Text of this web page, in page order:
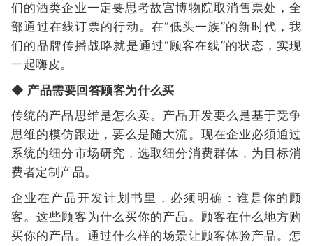
们的酒类企业一定要思考故宫博物院取消售票处，全
部通过在线订票的行动。在“低头一族”的新时代，我
们的品牌传播战略就是通过“顾客在线”的状态，实现
一起嗨皮。
◆ 产品需要回答顾客为什么买
传统的产品思维是怎么卖。产品开发要么是基于竞争
思维的模仿跟进，要么是随大流。现在企业必须通过
系统的细分市场研究，选取细分消费群体，为目标消
费者定制产品。
企业在产品开发计划书里，必须明确：谁是你的顾
客。这些顾客为什么买你的产品。顾客在什么地方购
买你的产品。通过什么样的场景让顾客体验产品。怎